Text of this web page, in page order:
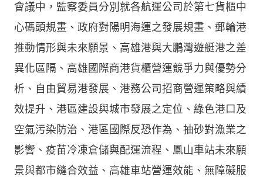
會議中，監察委員分別就各航運公司於第七貨櫃中
心碼頭規畫、政府對陽明海運之發展規畫、郵輪港
推動情形與未來願景、高雄港與大鵬灣遊艇港之差
異化區隔、高雄國際商港貨櫃營運競爭力與優勢分
析、自由貿易港發展、港務公司招商營運策略與績
效提升、港區建設與城市發展之定位、綠色港口及
空氣污染防治、港區國際反恐作為、抽砂對漁業之
影響、疫苗冷凍倉儲與配運流程、鳳山車站未來願
景與都市縫合效益、高雄車站營運效能、無障礙服